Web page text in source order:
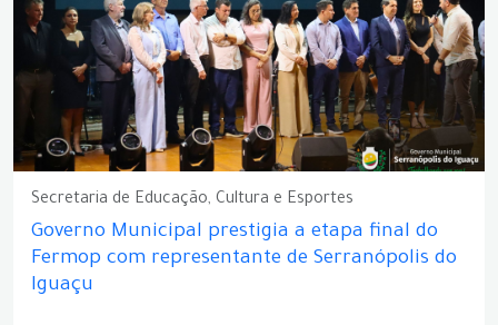
Secretaria de Educação, Cultura e Esportes
Governo Municipal prestigia a etapa final do
Fermop com representante de Serranópolis do
Iguaçu